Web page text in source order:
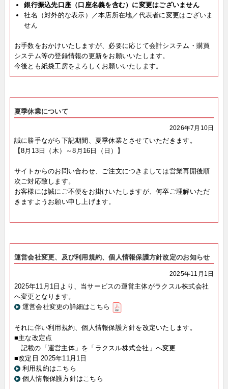
銀行振込先口座（口座名義を含む）に変更はございません
社名（対外的な表示）／本店所在地／代表者に変更はございま
せん
お手数をおかけいたしますが、必要に応じて会計システム・購買
システム等の登録情報の更新をお願いいたします。
今後とも紙袋工房をよろしくお願いいたします。
夏季休業について
2026年7月10日
誠に勝手ながら下記期間、夏季休業とさせていただきます。
【8月13日（木）～8月16日（日）】
サイトからのお問い合わせ、ご注文につきましては営業再開後順
次ご対応致します。
お客様には誠にご不便をお掛けいたしますが、何卒ご理解いただ
きますようお願い申し上げます。
運営会社変更、及び利用規約、個人情報保護方針改定のお知らせ
2025年11月1日
2025年11月1日より、当サービスの運営主体がラクスル株式会社
へ変更となります。
運営会社変更の詳細はこちら
それに伴い利用規約、個人情報保護方針を改定いたします。
■主な改定点
記載の「運営主体」を「ラクスル株式会社」へ変更
■改定日 2025年11月1日
利用規約はこちら
個人情報保護方針はこちら